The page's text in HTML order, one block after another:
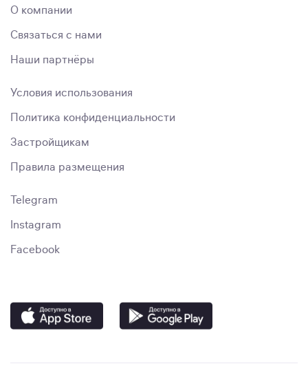
О компании
Связаться с нами
Наши партнёры
Условия использования
Политика конфиденциальности
Застройщикам
Правила размещения
Telegram
Instagram
Facebook